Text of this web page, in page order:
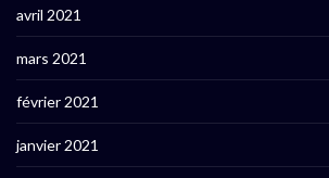
avril 2021
mars 2021
février 2021
janvier 2021